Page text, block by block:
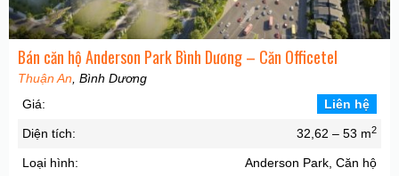
Bán căn hộ Anderson Park Bình Dương – Căn Officetel
Thuận An, Bình Dương
Giá:
Liên hệ
Diện tích: 32,62 – 53 m2
Loại hình: Anderson Park, Căn hộ